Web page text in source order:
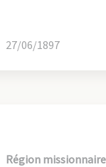
27/06/1897
Région